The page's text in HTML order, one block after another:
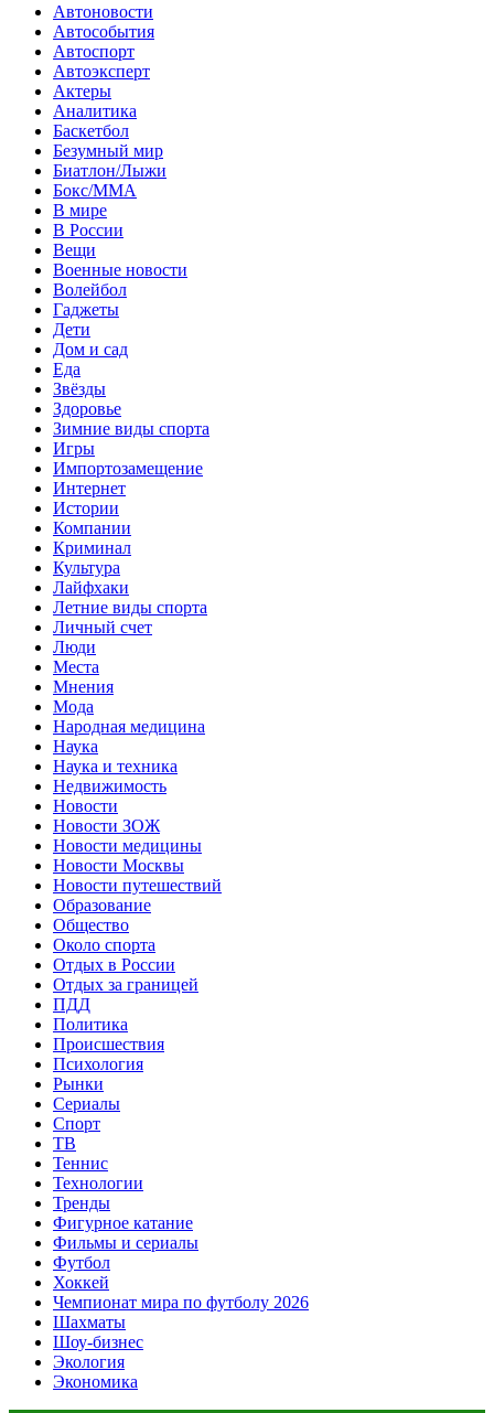
Автоновости
Автособытия
Автоспорт
Автоэксперт
Актеры
Аналитика
Баскетбол
Безумный мир
Биатлон/Лыжи
Бокс/MMA
В мире
В России
Вещи
Военные новости
Волейбол
Гаджеты
Дети
Дом и сад
Еда
Звёзды
Здоровье
Зимние виды спорта
Игры
Импортозамещение
Интернет
Истории
Компании
Криминал
Культура
Лайфхаки
Летние виды спорта
Личный счет
Люди
Места
Мнения
Мода
Народная медицина
Наука
Наука и техника
Недвижимость
Новости
Новости ЗОЖ
Новости медицины
Новости Москвы
Новости путешествий
Образование
Общество
Около спорта
Отдых в России
Отдых за границей
ПДД
Политика
Происшествия
Психология
Рынки
Сериалы
Спорт
ТВ
Теннис
Технологии
Тренды
Фигурное катание
Фильмы и сериалы
Футбол
Хоккей
Чемпионат мира по футболу 2026
Шахматы
Шоу-бизнес
Экология
Экономика